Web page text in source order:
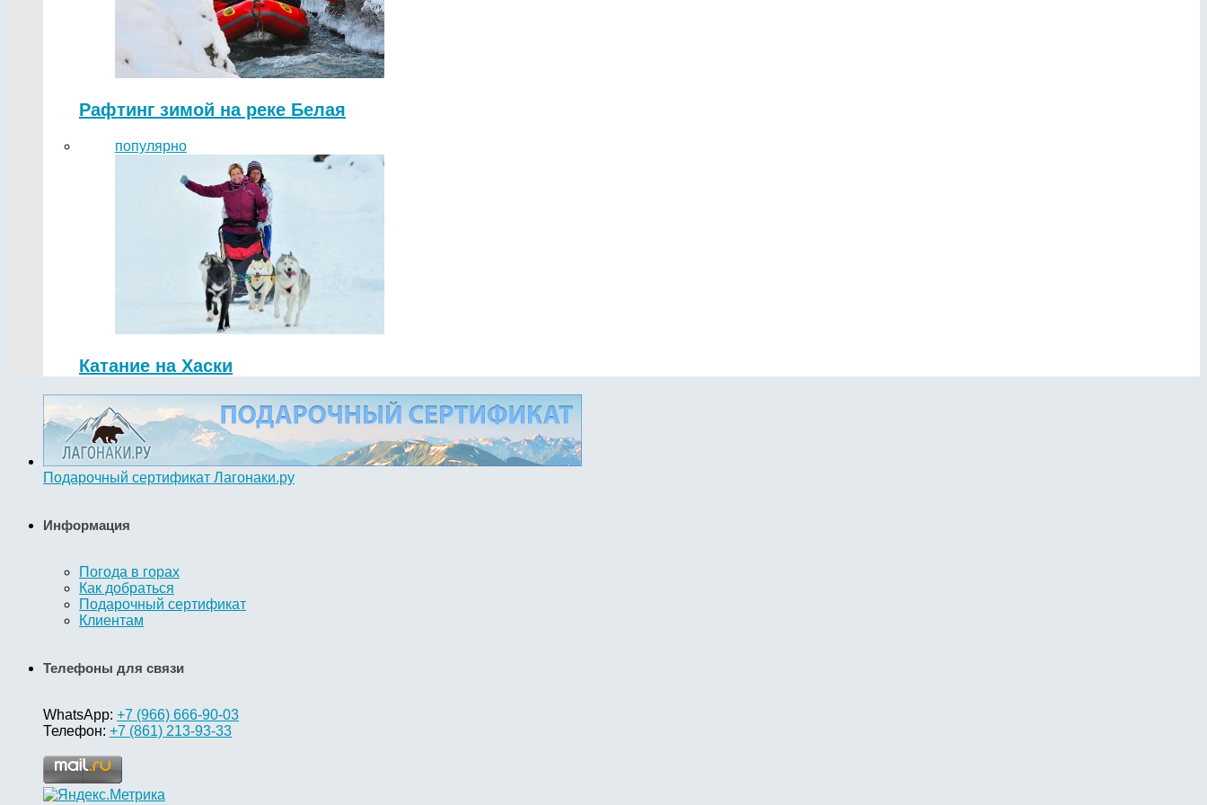
Рафтинг зимой на реке Белая
популярно
Катание на Хаски
Подарочный сертификат Лагонаки.ру
Информация
Погода в горах
Как добраться
Подарочный сертификат
Клиентам
Телефоны для связи
WhatsApp: +7 (966) 666-90-03
Телефон: +7 (861) 213-93-33